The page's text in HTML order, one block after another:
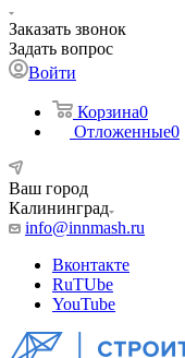
Заказать звонок
Задать вопрос
Войти
Корзина0
Отложенные0
Ваш город
Калининград
info@innmash.ru
Вконтакте
RuTUbe
YouTube